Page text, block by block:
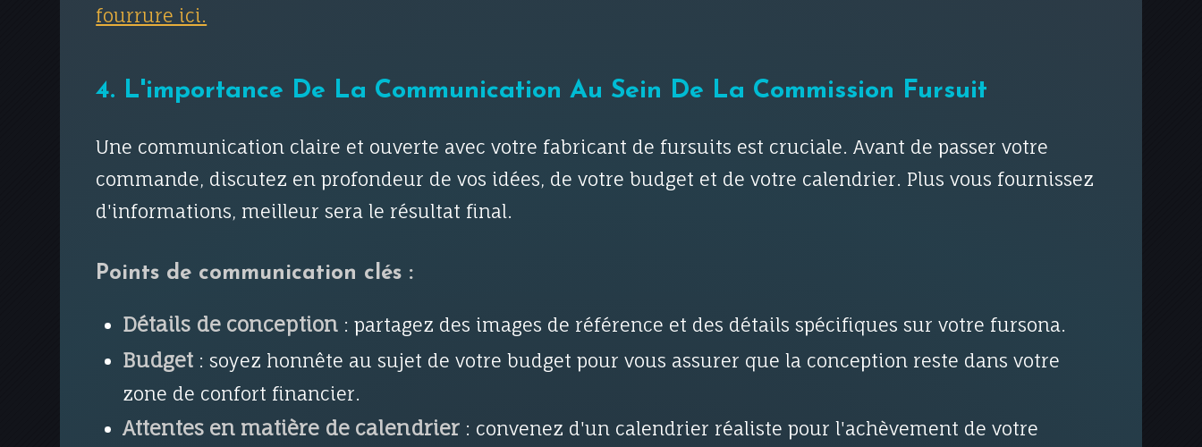
fourrure ici.
4. L'importance De La Communication Au Sein De La Commission Fursuit
Une communication claire et ouverte avec votre fabricant de fursuits est cruciale. Avant de passer votre
commande, discutez en profondeur de vos idées, de votre budget et de votre calendrier. Plus vous fournissez
d'informations, meilleur sera le résultat final.
Points de communication clés :
Détails de conception : partagez des images de référence et des détails spécifiques sur votre fursona.
Budget : soyez honnête au sujet de votre budget pour vous assurer que la conception reste dans votre
zone de confort financier.
Attentes en matière de calendrier : convenez d'un calendrier réaliste pour l'achèvement de votre